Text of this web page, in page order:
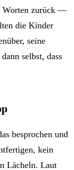
Worten zurück —
die Kinder
seine
selbst, dass
besprochen und
kein
Lächeln. Laut